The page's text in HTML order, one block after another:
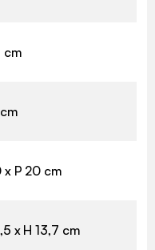
cm
x P 20 cm
x H 13,7 cm